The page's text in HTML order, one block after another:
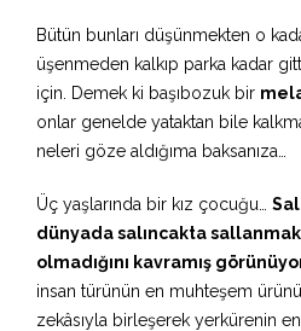
Bütün bunları düşünmekten o
üşenmeden kalkıp parka kadar
için. Demek ki başıbozuk bir
onlar genelde yataktan bile
neleri göze aldığıma baksanıza…
Üç yaşlarında bir kız çocuğu…
dünyada salıncakta
olmadığını kavramış
insan türünün en muhteşem
zekâsıyla birleşerek yerkürenin